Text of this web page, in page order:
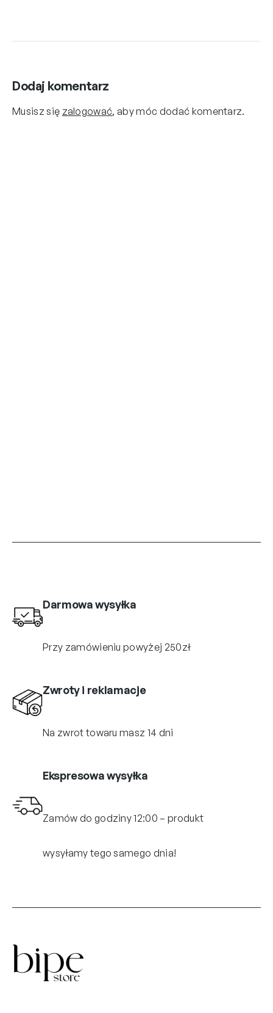
Dodaj komentarz
Musisz się zalogować, aby móc dodać komentarz.
Darmowa wysyłka
Przy zamówieniu powyżej 250zł
Zwroty i reklamacje
Na zwrot towaru masz 14 dni
Ekspresowa wysyłka
Zamów do godziny 12:00 – produkt
wysyłamy tego samego dnia!